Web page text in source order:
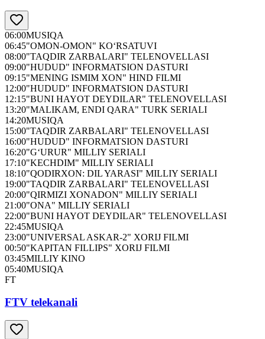
06:00MUSIQA
06:45"OMON-OMON" KO‘RSATUVI
08:00"TAQDIR ZARBALARI" TELENOVELLASI
09:00"HUDUD" INFORMATSION DASTURI
09:15"MENING ISMIM XON" HIND FILMI
12:00"HUDUD" INFORMATSION DASTURI
12:15"BUNI HAYOT DEYDILAR" TELENOVELLASI
13:20"MALIKAM, ENDI QARA" TURK SERIALI
14:20MUSIQA
15:00"TAQDIR ZARBALARI" TELENOVELLASI
16:00"HUDUD" INFORMATSION DASTURI
16:20"G‘URUR" MILLIY SERIALI
17:10"KECHDIM" MILLIY SERIALI
18:10"QODIRXON: DIL YARASI" MILLIY SERIALI
19:00"TAQDIR ZARBALARI" TELENOVELLASI
20:00"QIRMIZI XONADON" MILLIY SERIALI
21:00"ONA" MILLIY SERIALI
22:00"BUNI HAYOT DEYDILAR" TELENOVELLASI
22:45MUSIQA
23:00"UNIVERSAL ASKAR-2" XORIJ FILMI
00:50"KAPITAN FILLIPS" XORIJ FILMI
03:45MILLIY KINO
05:40MUSIQA
FT
FTV telekanali